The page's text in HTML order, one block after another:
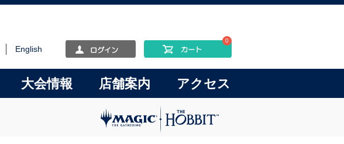
English
0
大会情報 店舗案内 アクセス